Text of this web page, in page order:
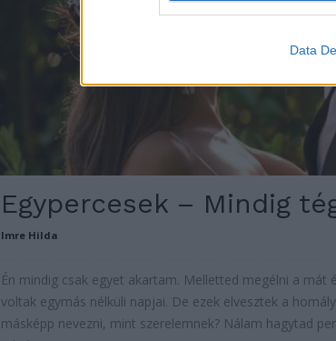
Data
Egypercesek – Mindig
Imre Hilda
Én mindig csak egyet akartam. Melletted megélni a mát
voltak egymás nélküli napjai. De ezek elvesztek a
másképp nevezni, mint szerelemnek? Nálam hagytad